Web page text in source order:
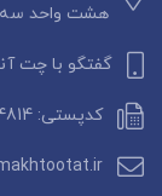
هشت واحد سه
گفتگو با چت
کدپستی: 1587964814